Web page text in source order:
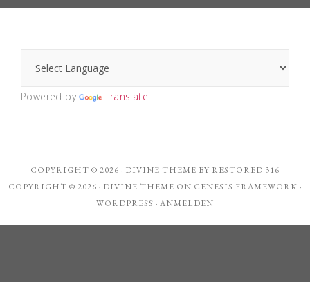
Powered by Translate
COPYRIGHT © 2026 · DIVINE THEME BY RESTORED 316
COPYRIGHT © 2026 · DIVINE THEME ON GENESIS FRAMEWORK ·
WORDPRESS · ANMELDEN